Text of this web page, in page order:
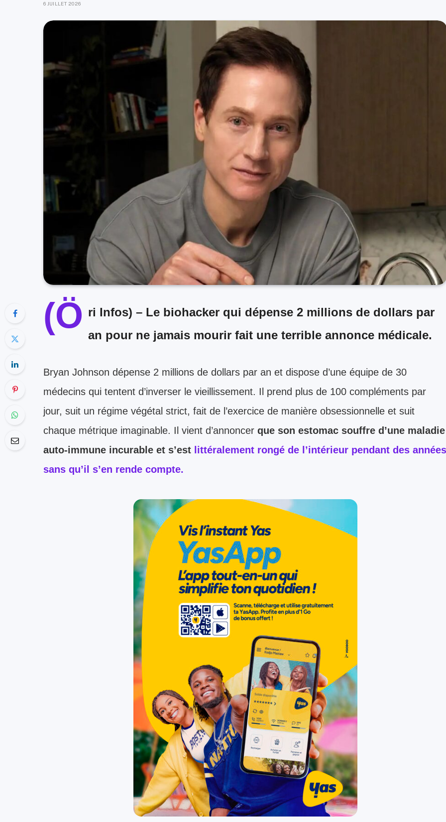
6 JUILLET 2026
(Ö ri Infos) – Le biohacker qui dépense 2 millions de dollars par
an pour ne jamais mourir fait une terrible annonce médicale.
Bryan Johnson dépense 2 millions de dollars par an et dispose d’une équipe de 30
médecins qui tentent d’inverser le vieillissement. Il prend plus de 100 compléments par
jour, suit un régime végétal strict, fait de l’exercice de manière obsessionnelle et suit
chaque métrique imaginable. Il vient d’annoncer que son estomac souffre d’une maladie
auto-immune incurable et s’est littéralement rongé de l’intérieur pendant des années
sans qu’il s’en rende compte.